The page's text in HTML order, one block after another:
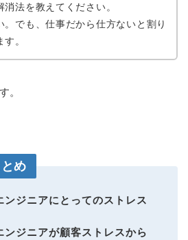
消法を教えてください。
。でも、仕事だから仕方ないと割り
。
。
め
ンジニアにとってのストレス
ンジニアが顧客ストレスから